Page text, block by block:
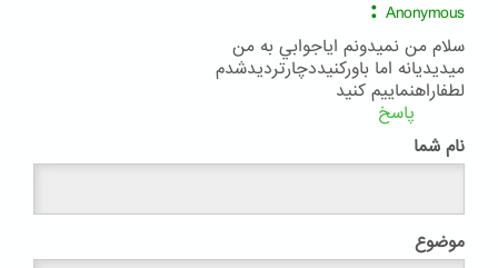
Anonymous
:
سلام من نميدونم اياجوابي به من
ميديديانه اما باوركنيددچارترديدشدم
لطفاراهنماييم كنيد
پاسخ
نام شما
موضوع